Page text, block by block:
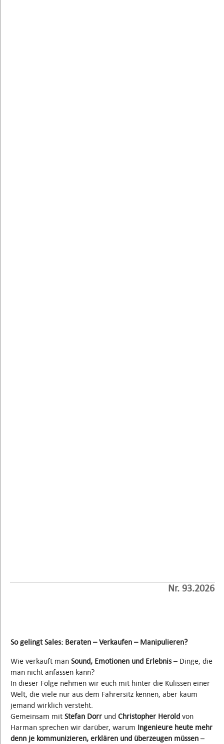
Nr. 93.2026
So gelingt Sales: Beraten – Verkaufen – Manipulieren?
Wie verkauft man Sound, Emotionen und Erlebnis– Dinge, die
man nicht anfassen kann?
In dieser Folge nehmen wir euch mit hinter die Kulissen einer
Welt, die viele nur aus dem Fahrersitz kennen, aber kaum
jemand wirklich versteht.
Gemeinsam mit Stefan Dorr und Christopher Herold von
Harman sprechen wir darüber, warum Ingenieure heute mehr
denn je kommunizieren, erklären und überzeugen müssen –